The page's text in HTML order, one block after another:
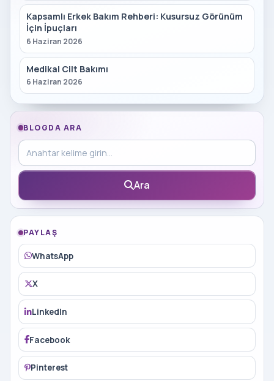
Kapsamlı Erkek Bakım Rehberi: Kusursuz Görünüm
İçin İpuçları
6 Haziran 2026
Medikal Cilt Bakımı
6 Haziran 2026
BLOGDA ARA
Blog içinde ara
Ara
PAYLAŞ
WhatsApp
X
LinkedIn
Facebook
Pinterest